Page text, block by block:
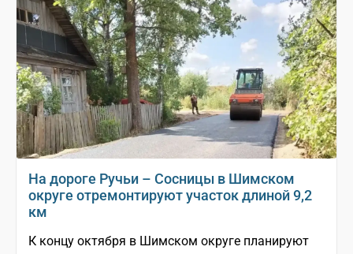
На дороге Ручьи – Сосницы в Шимском
округе отремонтируют участок длиной 9,2
км
К концу октября в Шимском округе планируют